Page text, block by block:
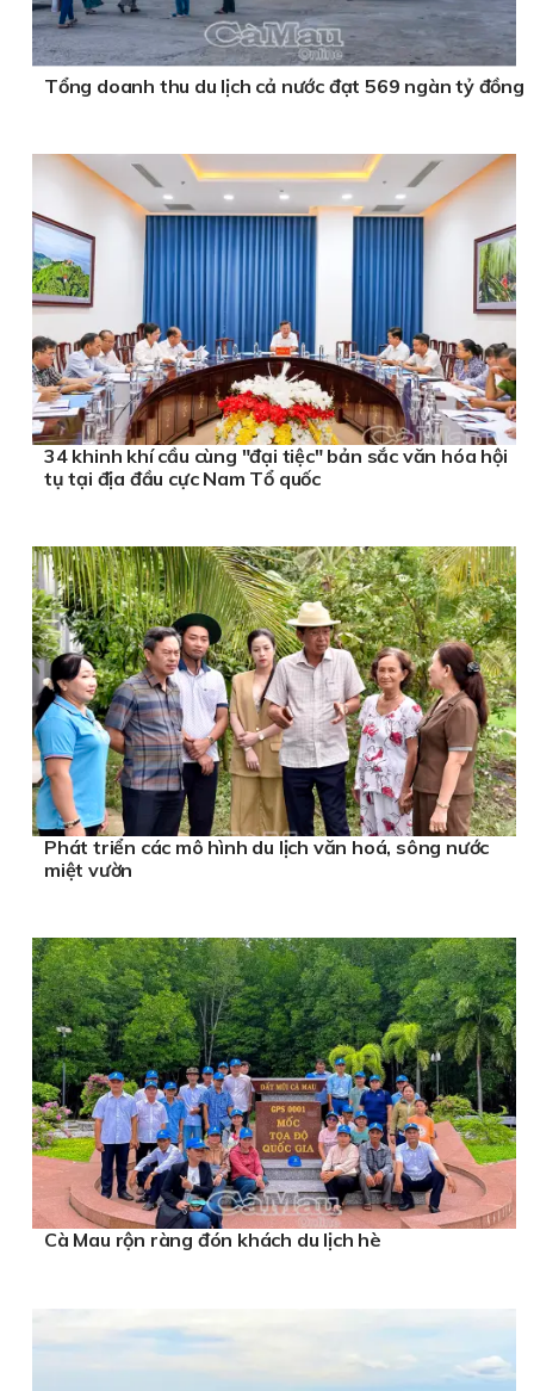
Tổng doanh thu du lịch cả nước đạt 569 ngàn tỷ đồng
34 khinh khí cầu cùng "đại tiệc" bản sắc văn hóa hội
tụ tại địa đầu cực Nam Tổ quốc
Phát triển các mô hình du lịch văn hoá, sông nước
miệt vườn
Cà Mau rộn ràng đón khách du lịch hè